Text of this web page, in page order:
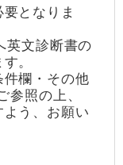
となりま
英文診断書の
。
欄・その他
参照の上、
う、お願い